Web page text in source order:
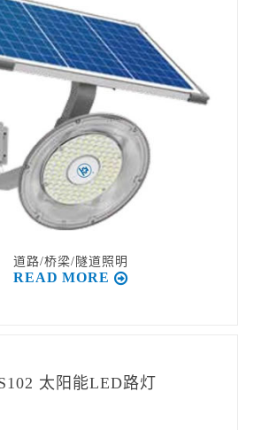
道路/桥梁/隧道照明
READ MORE
太阳能LED路灯